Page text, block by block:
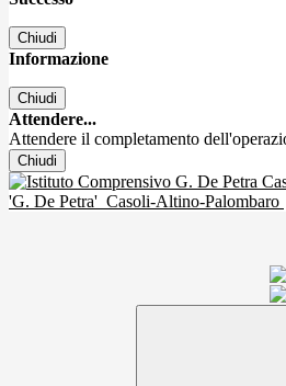
Chiudi
Informazione
Chiudi
Attendere...
Attendere il completamento
Chiudi
'G. De Petra' Casoli-Altino-Palombaro